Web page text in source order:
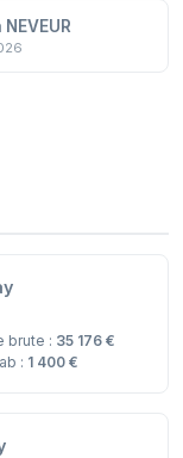
brute : 35 176 €
: 1 400 €